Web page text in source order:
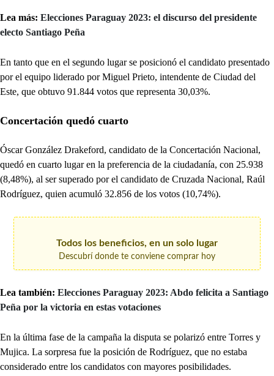
Lea más: Elecciones Paraguay 2023: el discurso del presidente
electo Santiago Peña
En tanto que en el segundo lugar se posicionó el candidato presentado
por el equipo liderado por Miguel Prieto, intendente de Ciudad del
Este, que obtuvo 91.844 votos que representa 30,03%.
Concertación quedó cuarto
Óscar González Drakeford, candidato de la Concertación Nacional,
quedó en cuarto lugar en la preferencia de la ciudadanía, con 25.938
(8,48%), al ser superado por el candidato de Cruzada Nacional, Raúl
Rodríguez, quien acumuló 32.856 de los votos (10,74%).
Todos los beneficios, en un solo lugar
Descubrí donde te conviene comprar hoy
Lea también: Elecciones Paraguay 2023: Abdo felicita a Santiago
Peña por la victoria en estas votaciones
En la última fase de la campaña la disputa se polarizó entre Torres y
Mujica. La sorpresa fue la posición de Rodríguez, que no estaba
considerado entre los candidatos con mayores posibilidades.